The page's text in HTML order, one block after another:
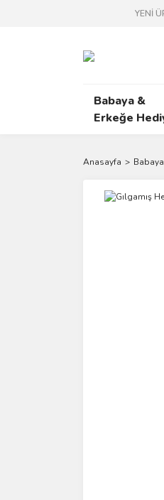
YENİ
Babaya &
Erkeğe
Anasayfa